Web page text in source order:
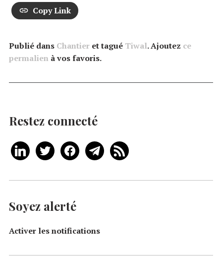
Copy Link
Publié dans Chantier et tagué Tiwal. Ajoutez ce
permalien à vos favoris.
Restez connecté
Soyez alerté
Activer les notifications